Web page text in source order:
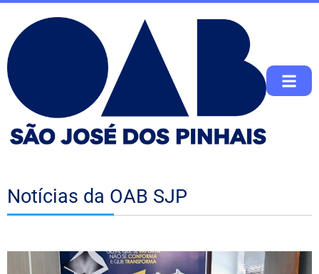
Notícias da OAB SJP